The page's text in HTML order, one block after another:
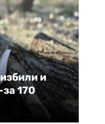
и
170